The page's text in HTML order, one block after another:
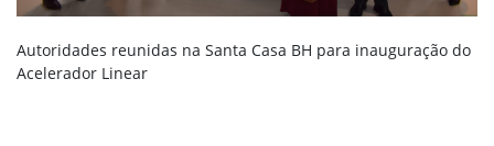
Autoridades reunidas na Santa Casa BH para inauguração do
Acelerador Linear